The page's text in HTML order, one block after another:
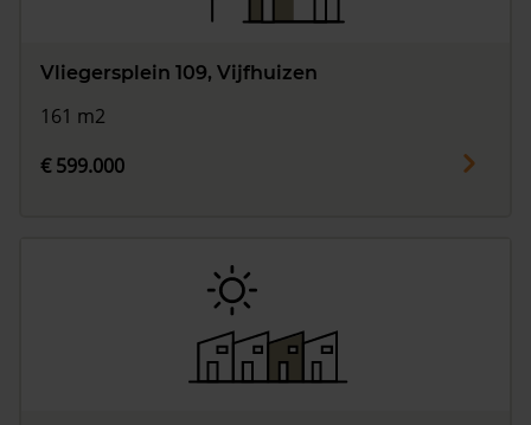
Vliegersplein 109, Vijfhuizen
161 m2
€ 599.000